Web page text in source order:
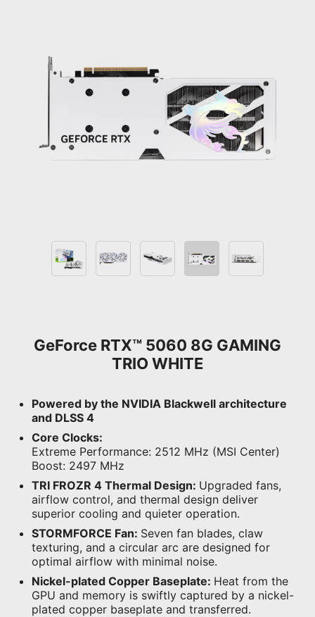
GeForce RTX™ 5060 8G GAMING
TRIO WHITE
Powered by the NVIDIA Blackwell architecture
and DLSS 4
Core Clocks:
Extreme Performance: 2512 MHz (MSI Center)
Boost: 2497 MHz
TRI FROZR 4 Thermal Design: Upgraded fans,
airflow control, and thermal design deliver
superior cooling and quieter operation.
STORMFORCE Fan: Seven fan blades, claw
texturing, and a circular arc are designed for
optimal airflow with minimal noise.
Nickel-plated Copper Baseplate: Heat from the
GPU and memory is swiftly captured by a nickel-
plated copper baseplate and transferred.